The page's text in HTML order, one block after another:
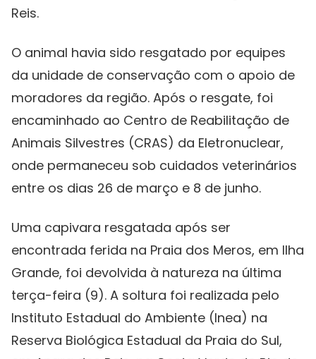
Reis.
O animal havia sido resgatado por equipes
da unidade de conservação com o apoio de
moradores da região. Após o resgate, foi
encaminhado ao Centro de Reabilitação de
Animais Silvestres (CRAS) da Eletronuclear,
onde permaneceu sob cuidados veterinários
entre os dias 26 de março e 8 de junho.
Uma capivara resgatada após ser
encontrada ferida na Praia dos Meros, em Ilha
Grande, foi devolvida à natureza na última
terça-feira (9). A soltura foi realizada pelo
Instituto Estadual do Ambiente (Inea) na
Reserva Biológica Estadual da Praia do Sul,